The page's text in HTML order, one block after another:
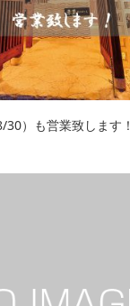
）も営業致します！